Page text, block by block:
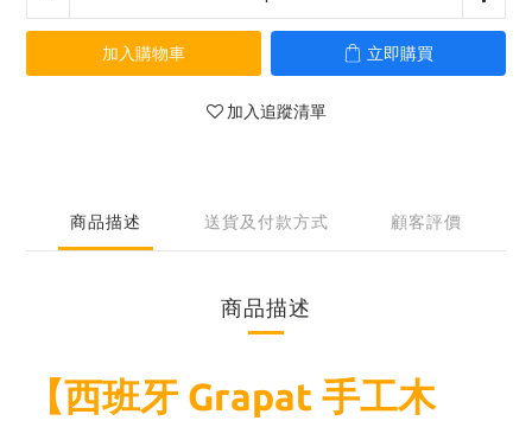
加入購物車 立即購買
加入追蹤清單
商品描述 送貨及付款方式 顧客評價
商品描述
【西班牙 Grapat 手工木